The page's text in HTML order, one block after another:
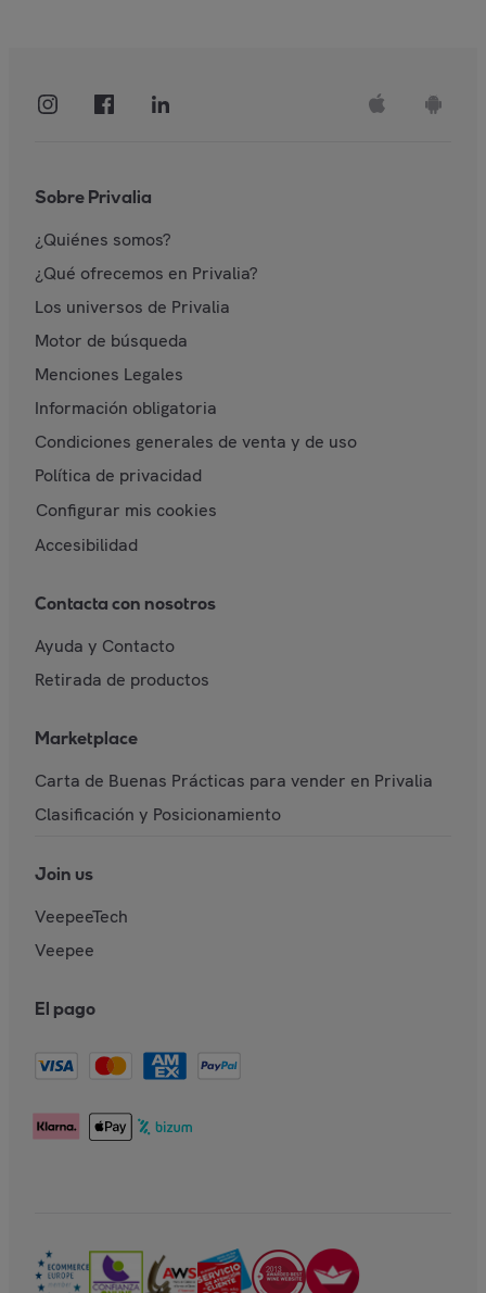
Sobre Privalia
¿Quiénes somos?
¿Qué ofrecemos en Privalia?
Los universos de Privalia
Motor de búsqueda
Menciones Legales
Información obligatoria
Condiciones generales de venta y de uso
Política de privacidad
Configurar mis cookies
Accesibilidad
Contacta con nosotros
Ayuda y Contacto
Retirada de productos
Marketplace
Carta de Buenas Prácticas para vender en Privalia
Clasificación y Posicionamiento
Join us
VeepeeTech
Veepee
El pago